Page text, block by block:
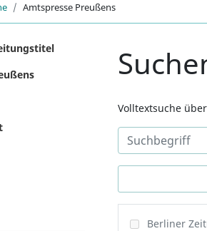
Amtspresse Preußens
Volltextsuche
Berliner